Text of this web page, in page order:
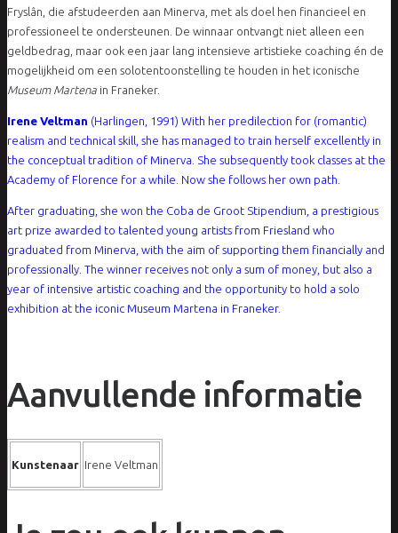
Fryslân, die afstudeerden aan Minerva, met als doel hen financieel en
professioneel te ondersteunen. De winnaar ontvangt niet alleen een
geldbedrag, maar ook een jaar lang intensieve artistieke coaching én de
mogelijkheid om een solotentoonstelling te houden in het iconische
Museum Martena in Franeker.
Irene Veltman (Harlingen, 1991) With her predilection for (romantic)
realism and technical skill, she has managed to train herself excellently in
the conceptual tradition of Minerva. She subsequently took classes at the
Academy of Florence for a while. Now she follows her own path.
After graduating, she won the Coba de Groot Stipendium, a prestigious
art prize awarded to talented young artists from Friesland who
graduated from Minerva, with the aim of supporting them financially and
professionally. The winner receives not only a sum of money, but also a
year of intensive artistic coaching and the opportunity to hold a solo
exhibition at the iconic Museum Martena in Franeker.
Aanvullende informatie
Kunstenaar Irene Veltman